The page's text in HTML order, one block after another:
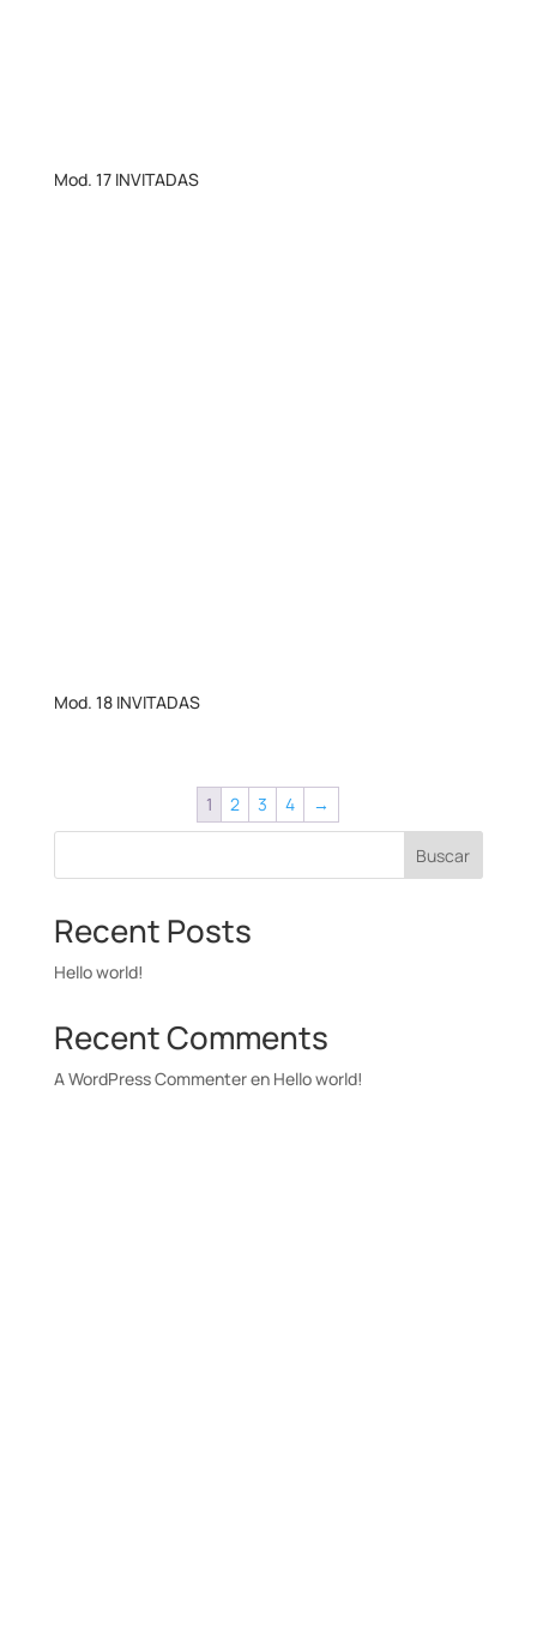
Mod. 17 INVITADAS
Mod. 18 INVITADAS
1 2 3 4 →
Buscar
Recent Posts
Hello world!
Recent Comments
A WordPress Commenteren Hello world!